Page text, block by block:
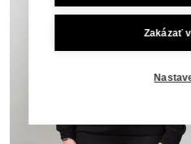
Zakázať